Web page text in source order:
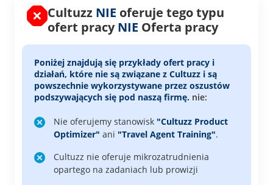
Cultuzz NIE oferuje tego typu
ofert pracyNIE Oferta pracy
Poniżej znajdują się przykłady ofert pracy i
działań, które nie są związane z Cultuzz i są
powszechnie wykorzystywane przez oszustów
podszywających się pod naszą firmę. nie:
Nie oferujemy stanowisk "Cultuzz Product
Optimizer" ani "Travel Agent Training".
Cultuzz nie oferuje mikrozatrudnienia
opartego na zadaniach lub prowizji